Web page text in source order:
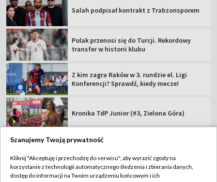
Salah podpisał kontrakt z Trabzonsporem
Polak przenosi się do Turcji. Rekordowy
transfer w historii klubu
Z kim zagra Raków w 3. rundzie el. Ligi
Konferencji? Sprawdź, kiedy mecze!
Kronika TdP Junior (#3, Zielona Góra)
TVP
Szanujemy Twoją prywatność
Kliknij "Akceptuję i przechodzę do serwisu", aby wyrazić zgody na
korzystanie z technologii automatycznego śledzenia i zbierania danych,
dostęp do informacji na Twoim urządzeniu końcowym i ich